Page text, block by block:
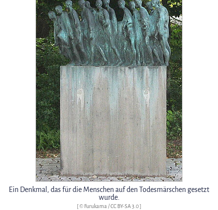
Ein Denkmal, das für die Menschen auf den Todesmärschen gesetzt
wurde.
[ © Furukama /CC BY-SA 3.0]